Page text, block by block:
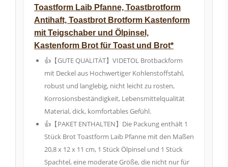
Toastform Laib Pfanne, Toastbrotform
Antihaft, Toastbrot Brotform Kastenform
mit Teigschaber und Ölpinsel,
Kastenform Brot für Toast und Brot*
👍【GUTE QUALITÄT】VIDETOL Brotbackform
mit Deckel aus Hochwertiger Kohlenstoffstahl,
robust und langlebig, nicht leicht zu rosten,
Korrosionsbeständigkeit, Lebensmittelqualität
Material, dick, komfortables Gefühl.
👍【PAKET ENTHALTEN】Die Packung enthält 1
Stück Brot Toastform Laib Pfanne mit den Maßen
20,8 x 12 x 11 cm, 1 Stück Ölpinsel und 1 Stück
Spachtel, eine moderate Größe, die nicht nur für